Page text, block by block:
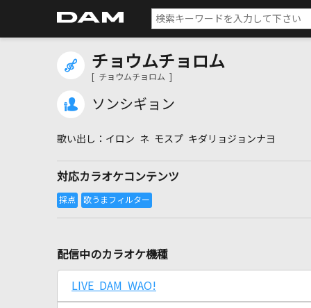
チョウムチョロム
[ チョウムチョロム ]
ソンシギョン
イロン ネ モスプ キダリョジョンナヨ
対応カラオケコンテンツ
配信中のカラオケ機種
LIVE DAM WAO!